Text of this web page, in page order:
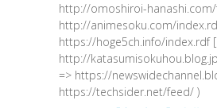
http://omoshiroi-
http://animesoku.com/
https://hoge5ch.info/index.rdf
http://
=> https://
https://techsider.net/feed/ )